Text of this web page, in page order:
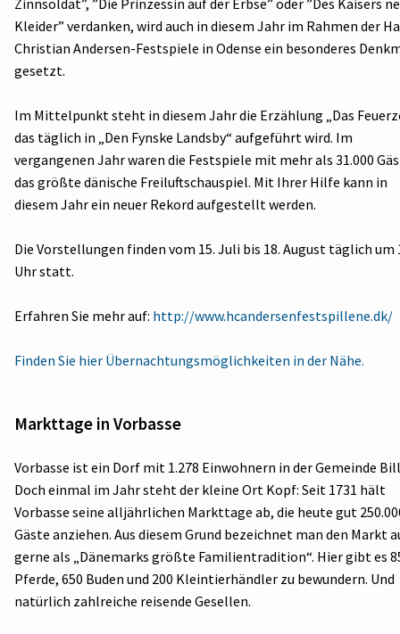
Zinnsoldat”, ”Die Prinzessin auf der Erbse” oder ”Des Kaisers
Kleider” verdanken, wird auch in diesem Jahr im Rahmen der
Christian Andersen-Festspiele in Odense ein besonderes
gesetzt.
Im Mittelpunkt steht in diesem Jahr die Erzählung „Das
das täglich in „Den Fynske Landsby“ aufgeführt wird. Im
vergangenen Jahr waren die Festspiele mit mehr als 31.000
das größte dänische Freiluftschauspiel. Mit Ihrer Hilfe kann in
diesem Jahr ein neuer Rekord aufgestellt werden.
Die Vorstellungen finden vom 15. Juli bis 18. August täglich um
Uhr statt.
Erfahren Sie mehr auf: http://www.hcandersenfestspillene.dk/
Finden Sie hier Übernachtungsmöglichkeiten in der Nähe.
Markttage in Vorbasse
Vorbasse ist ein Dorf mit 1.278 Einwohnern in der Gemeinde
Doch einmal im Jahr steht der kleine Ort Kopf: Seit 1731 hält
Vorbasse seine alljährlichen Markttage ab, die heute gut
Gäste anziehen. Aus diesem Grund bezeichnet man den Markt
gerne als „Dänemarks größte Familientradition“. Hier gibt es
Pferde, 650 Buden und 200 Kleintierhändler zu bewundern. Und
natürlich zahlreiche reisende Gesellen.